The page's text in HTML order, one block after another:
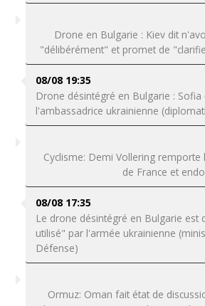
Drone en Bulgarie : Kiev dit
"délibérément" et promet de
08/08 19:35
Drone désintégré en Bulgarie : Sofia
l'ambassadrice ukrainienne
Cyclisme: Demi Vollering
de France et
08/08 17:35
Le drone désintégré en Bulgarie est
utilisé" par l'armée ukrainienne
Défense)
Ormuz: Oman fait état de